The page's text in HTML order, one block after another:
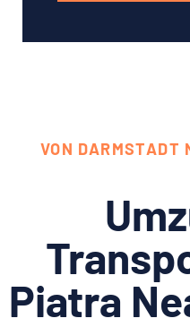
VON DARMSTADT
Piatra